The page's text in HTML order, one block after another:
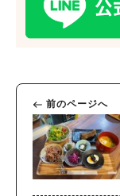
前のページへ